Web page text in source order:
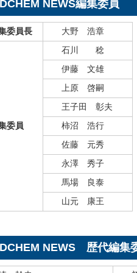
NEWS編集委員
委員長 大野 浩章
委員
石川 稔
伊藤 文雄
上原 啓嗣
王子田 彰夫
柿沼 浩行
佐藤 元秀
永澤 秀子
馬場 良泰
山元 康王
NEWS 歴代編集